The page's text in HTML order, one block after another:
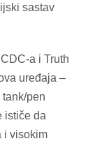
sastav
a i Truth
uređaja –
tank/pen
ističe da
i visokim